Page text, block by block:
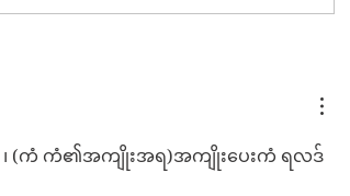
လို့ စျေးပ
း ၊ (ကံ ကံ၏အကျိုးအရ)အကျိုးပေးကံ ရလဒ်